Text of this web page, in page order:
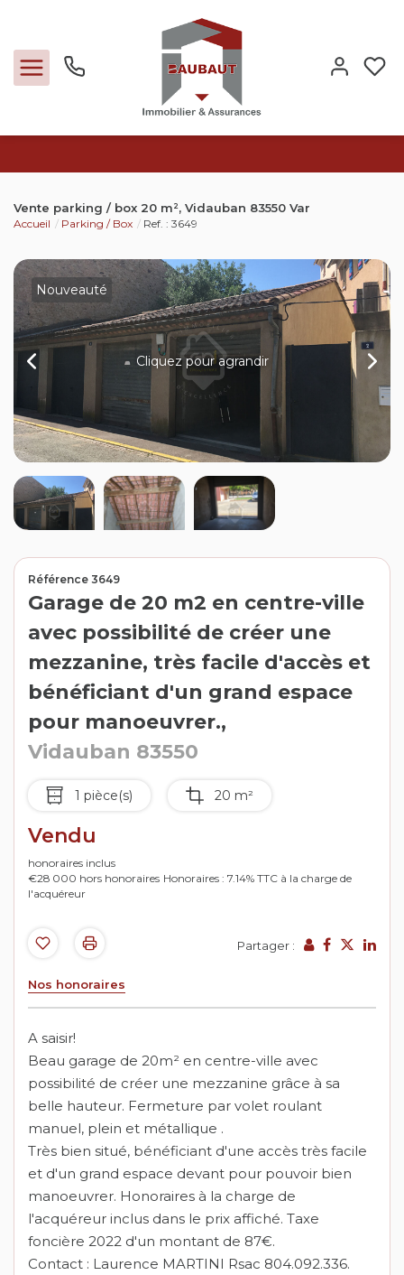
Locations
Expertise
Nos métiers
L'agence
Contact
Extranet
Estimation
Avis clients
Vente parking / box 20 m², Vidauban 83550 Var
Accueil Parking / Box Ref. : 3649
Nouveauté
Cliquez pour agrandir
Référence 3649
Garage de 20 m2 en centre-ville
avec possibilité de créer une
mezzanine, très facile d'accès et
bénéficiant d'un grand espace
pour manoeuvrer.,
Vidauban 83550
1 pièce(s) 20 m²
Vendu
honoraires inclus
€28 000 hors honoraires Honoraires : 7.14% TTC à la charge de
l'acquéreur
Partager :
Nos honoraires
A saisir!
Beau garage de 20m² en centre-ville avec
possibilité de créer une mezzanine grâce à sa
belle hauteur. Fermeture par volet roulant
manuel, plein et métallique .
Très bien situé, bénéficiant d'une accès très facile
et d'un grand espace devant pour pouvoir bien
manoeuvrer. Honoraires à la charge de
l'acquéreur inclus dans le prix affiché. Taxe
foncière 2022 d'un montant de 87€.
Contact : Laurence MARTINI Rsac 804.092.336.